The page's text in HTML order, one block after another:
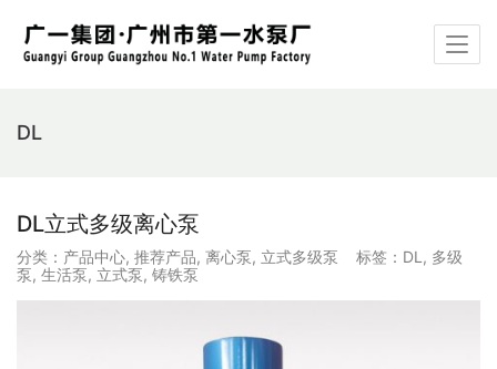
DL
DL立式多级离心泵
分类： 产品中心, 推荐产品, 离心泵, 立式多级泵 标签： DL , 多级
泵, 生活泵, 立式泵, 铸铁泵